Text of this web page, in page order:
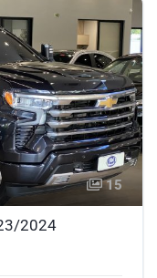
15
2024